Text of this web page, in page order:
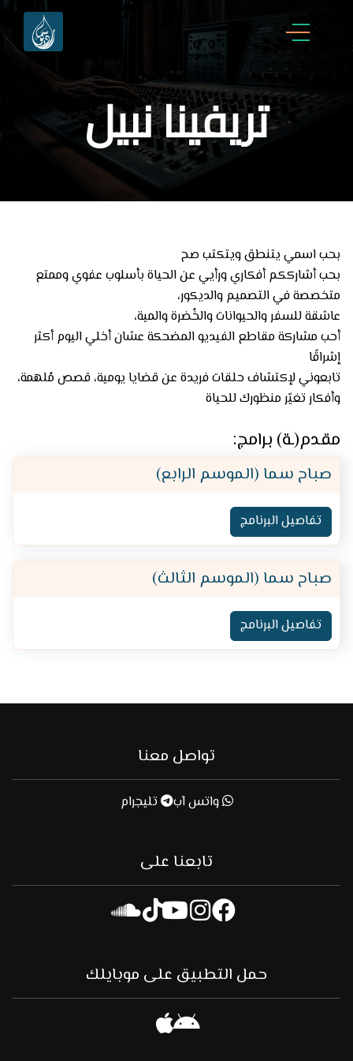
تريفينا نبيل
بحب اسمي يتنطق ويتكتب صح
بحب أشارككم أفكاري ورأيي عن الحياة بأسلوب عفوي وممتع
متخصصة في التصميم والديكور،
عاشقة للسفر والحيوانات والخُضرة والمية،
أحب مشاركة مقاطع الفيديو المضحكة عشان أخلي اليوم أكثر
إشراقًا
تابعوني لإكتشاف حلقات فريدة عن قضايا يومية، قصص مُلهمة،
وأفكار تغيّر منظورك للحياة
مقدم(ـة) برامج:
صباح سما (الموسم الرابع)
تفاصيل البرنامج
صباح سما (الموسم الثالث)
تفاصيل البرنامج
تواصل معنا
واتس آب تليجرام
تابعنا على
حمل التطبيق على موبايلك